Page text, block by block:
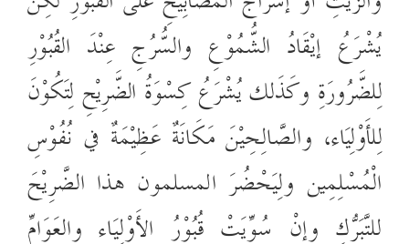
يُشْرَعُ إيْقَادُ الشُّمُوْعِ والسُّرُجِعِنْدَ القُبُوْرِ
لِلضَّرُورَةِ وكَذَلك يُشْرَعُ كِسْوَةُ الضَّرِيْحِ لِتَكُوْنَ
لِلأَوْلِيَاء، والصَّالِحِيْنَ مَكَانَةٌ عَظِيْمَةٌ في نُفُوْسِ
الْمُسْلِمِين ولِيَحْضُرَ المسلمون هذا الضَّرِيْحَ
للتَّبَرُّكِ وإنْ سُوِّيَتْ قُبُوْرُ الأَوْلِيَاء والعَوَامِّ